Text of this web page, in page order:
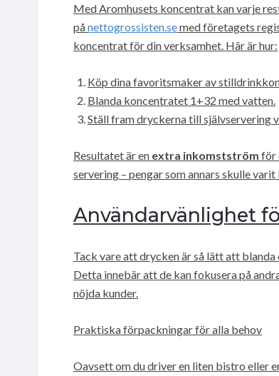
Med Aromhusets koncentrat kan varje
pånettogrossisten.semed företagets
koncentrat för din verksamhet. Här är hur:
Köp dina favoritsmaker av
Blanda koncentratet 1+32 med vatten.
Ställ fram dryckerna till självservering
Resultatet är en extra inkomstström för
servering – pengar som annars skulle
Användarvänlighet
Tack vare att drycken är så lätt att
Detta innebär att de kan fokusera på
nöjda kunder.
Praktiska förpackningar för alla behov
Oavsett om du driver en liten bistro eller